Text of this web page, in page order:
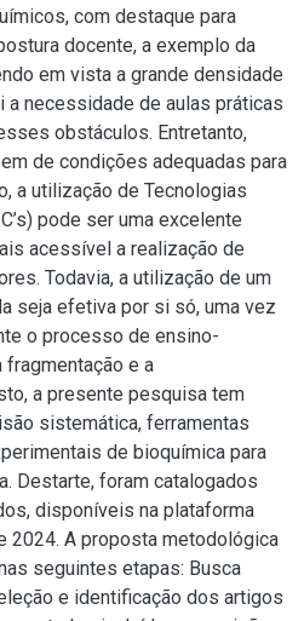
com destaque para
docente, a exemplo da
em vista a grande densidade
necessidade de aulas práticas
obstáculos. Entretanto,
de condições adequadas para
a utilização de Tecnologias
pode ser uma excelente
acessível a realização de
Todavia, a utilização de um
seja efetiva por si só, uma vez
o processo de ensino-
e a
a presente pesquisa tem
sistemática, ferramentas
de bioquímica para
Destarte, foram catalogados
disponíveis na plataforma
2024. A proposta metodológica
seguintes etapas: Busca
e identificação dos artigos